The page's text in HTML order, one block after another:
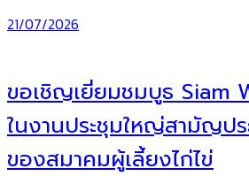
21/07/2026
ขอเชิญเยี่ยมชมบูธ Siam
ในงานประชุมใหญ่สามัญป
ของสมาคมผู้เลี้ยงไก่ไข่